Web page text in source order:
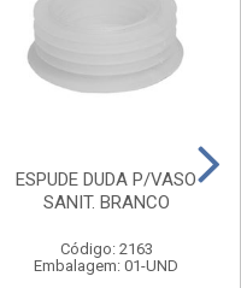
ESPUDE DUDA P/VASO
SANIT. BRANCO
Código: 2163
Embalagem: 01-UND